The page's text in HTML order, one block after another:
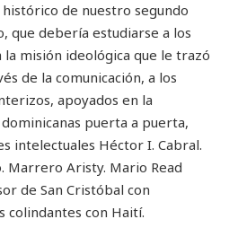
de nuestro segundo
que debería estudiarse a los
misión ideológica que le trazó
de la comunicación, a los
apoyados en la
puerta a puerta,
intelectuales Héctor I. Cabral.
Marrero Aristy. Mario Read
de San Cristóbal con
colindantes con Haití.